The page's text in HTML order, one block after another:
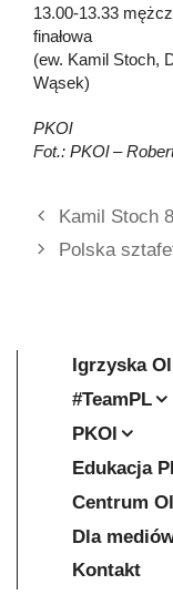
13.00-13.33
finałowa
(ew. Kamil Stoch,
Wąsek)
PKOl
Fot.: PKOl –
Kamil Stoch
Polska
Igrzyska
#TeamPL
PKOl
Edukacja
Centrum
Dla
Kontakt